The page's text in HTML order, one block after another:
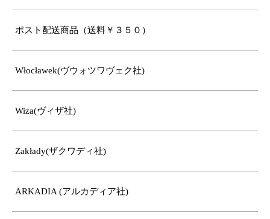
ポスト配送商品（送料￥３５０）
Włocławek(ヴウォツワヴェク社)
Wiza(ヴィザ社)
Zakłady(ザクワディ社)
ARKADIA (アルカディア社)